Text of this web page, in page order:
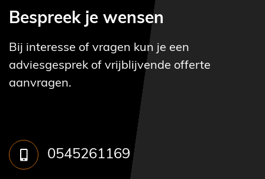
Bespreek je wensen
Bij interesse of vragen kun je een
adviesgesprek of vrijblijvende offerte
aanvragen.
0545261169